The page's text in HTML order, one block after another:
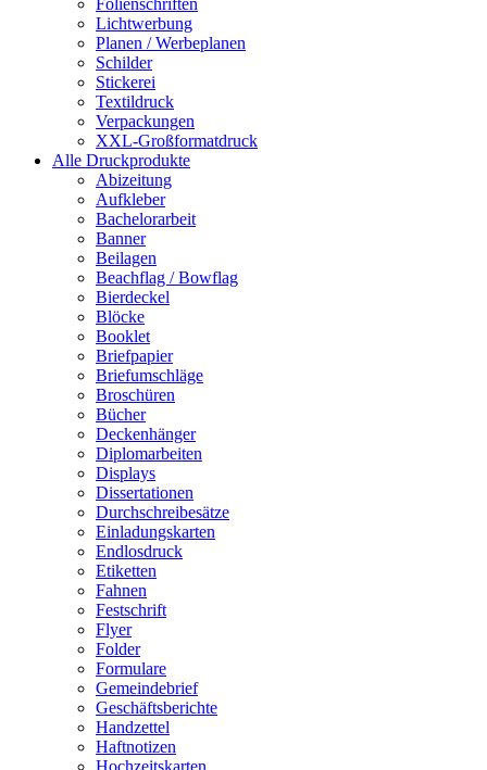
Folienschriften
Lichtwerbung
Planen / Werbeplanen
Schilder
Stickerei
Textildruck
Verpackungen
XXL-Großformatdruck
Alle Druckprodukte
Abizeitung
Aufkleber
Bachelorarbeit
Banner
Beilagen
Beachflag / Bowflag
Bierdeckel
Blöcke
Booklet
Briefpapier
Briefumschläge
Broschüren
Bücher
Deckenhänger
Diplomarbeiten
Displays
Dissertationen
Durchschreibesätze
Einladungskarten
Endlosdruck
Etiketten
Fahnen
Festschrift
Flyer
Folder
Formulare
Gemeindebrief
Geschäftsberichte
Handzettel
Haftnotizen
Hochzeitskarten